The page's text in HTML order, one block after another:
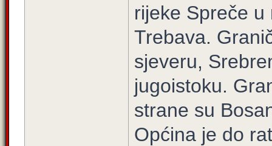
rijeke Spreče
Trebava.
sjeveru,
jugoistoku.
strane su
Općina je do